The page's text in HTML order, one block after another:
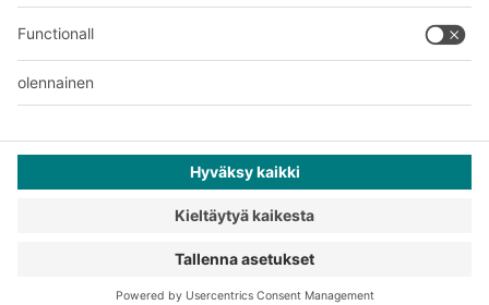
+358 1 0324 6510
Suunnittelu ja toteutus+ | LOUISINTERNET
Tarjous on tarkoitettu teollisuuden ja kaupan edustajille ja
ammatinharjoittajille ammatti- ja kaupalliseen käyttöön.